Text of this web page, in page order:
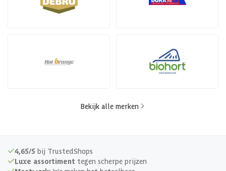
Bekijk alle merken
4,65/5 bij TrustedShops
Luxe assortiment tegen scherpe prijzen